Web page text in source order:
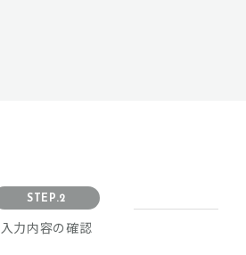
STEP.2
入力内容の確認